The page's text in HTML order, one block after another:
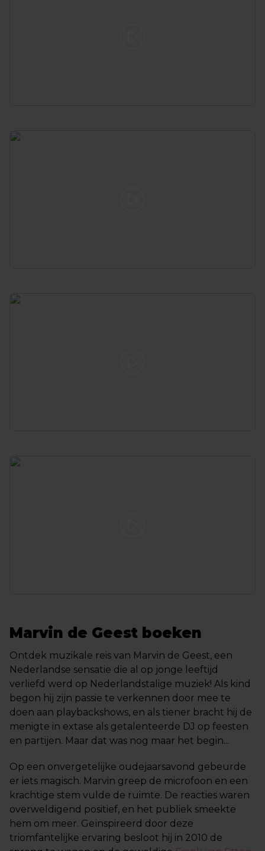
Marvin de Geest boeken
Ontdek muzikale reis van Marvin de Geest, een
Nederlandse sensatie die al op jonge leeftijd
verliefd werd op Nederlandstalige muziek! Als kind
begon hij zijn passie te verkennen door mee te
doen aan playbackshows, en als tiener bracht hij de
menigte in extase als getalenteerde DJ op feesten
en partijen. Maar dat was nog maar het begin...
Op een onvergetelijke oudejaarsavond gebeurde
er iets magisch. Marvin greep de microfoon en een
krachtige stem vulde de ruimte. De reacties waren
overweldigend positief, en het publiek smeekte
hem om meer. Geïnspireerd door deze
triomfantelijke ervaring besloot hij in 2010 de